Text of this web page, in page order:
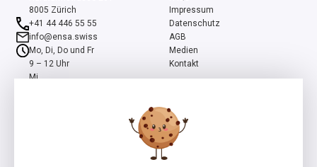
8005 Zürich
+41 44 446 55 55
info@ensa.swiss
Mo, Di, Do und Fr
9 – 12 Uhr
Mi
Impressum
Datenschutz
AGB
Medien
Kontakt
ensa ist ein Programm der Stiftung Pro Mente Sana, mitinitiiert und
unterstützt durch die Beisheim Stiftung.